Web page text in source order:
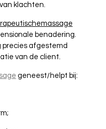
klachten.
benadering.
precies afgestemd
van de client.
geneest/helpt bij: